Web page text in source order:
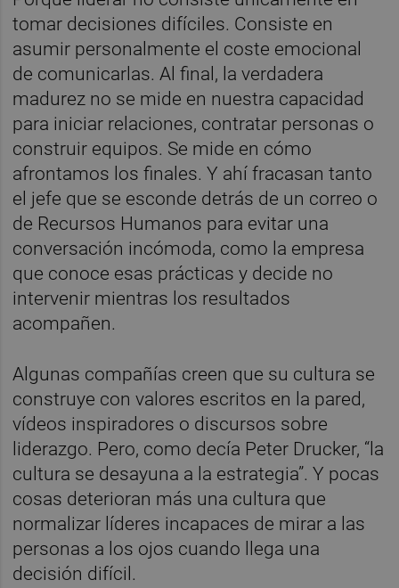
tomar decisiones difíciles. Consiste en
asumir personalmente el coste emocional
de comunicarlas. Al final, la verdadera
madurez no se mide en nuestra capacidad
para iniciar relaciones, contratar personas o
construir equipos. Se mide en cómo
afrontamos los finales. Y ahí fracasan tanto
el jefe que se esconde detrás de un correo o
de Recursos Humanos para evitar una
conversación incómoda, como la empresa
que conoce esas prácticas y decide no
intervenir mientras los resultados
acompañen.
Algunas compañías creen que su cultura se
construye con valores escritos en la pared,
vídeos inspiradores o discursos sobre
liderazgo. Pero, como decía Peter Drucker, “la
cultura se desayuna a la estrategia”. Y pocas
cosas deterioran más una cultura que
normalizar líderes incapaces de mirar a las
personas a los ojos cuando llega una
decisión difícil.